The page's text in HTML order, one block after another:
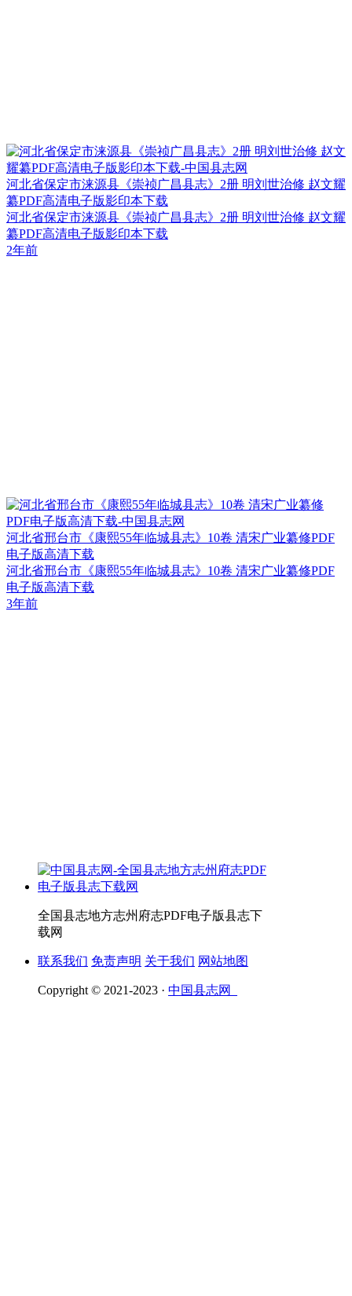
河北省保定市涞源县《崇祯广昌县志》2册 明刘世治修 赵文耀
纂PDF高清电子版影印本下载
河北省保定市涞源县《崇祯广昌县志》2册 明刘世治修 赵文耀
纂PDF高清电子版影印本下载
2年前
河北省邢台市《康熙55年临城县志》10卷 清宋广业纂修PDF
电子版高清下载
河北省邢台市《康熙55年临城县志》10卷 清宋广业纂修PDF
电子版高清下载
3年前
全国县志地方志州府志PDF电子版县志下
载网
联系我们 免责声明 关于我们 网站地图
Copyright © 2021-2023 · 中国县志网